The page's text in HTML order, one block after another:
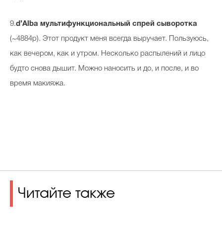
9.d’Alba мультифункциональный спрей сыворотка
(~4884р). Этот продукт меня всегда выручает. Пользуюсь,
как вечером, как и утром. Несколько распылений и лицо
будто снова дышит. Можно наносить и до, и после, и во
время макияжа.
Читайте также